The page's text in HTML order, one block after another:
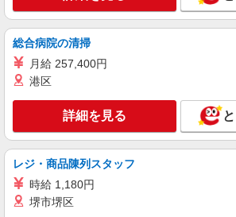
株式会社アスカ 東京支店（jb646019）
私立認可保育園の保育士
月給 305,000円 〜
験・能力により考慮 賞与
給 281,000円〜（賞与対象
当：24,000円（東京都） (
（2025年度実績） ※業績
す。 （その他） ・住宅手当 5,000円（借り上げ
社宅・寮を利用しない場
■グローバルキッズ雑色
東京都大田区仲六郷2丁目
キープ
正社員
総合病院の清掃
月給 257,400円
港区
詳細を見る
レジ・商品陳列スタッフ
時給 1,180円
堺市堺区